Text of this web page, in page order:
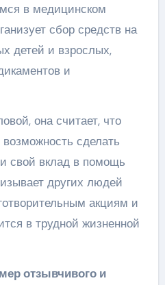
в медицинском
сбор средств на
детей и взрослых,
и
она считает, что
сделать
свой вклад в помощь
других людей
акциям и
в трудной жизненной
отзывчивого и